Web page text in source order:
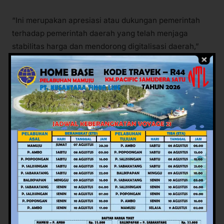
“Ini merupakan apresiasi atau dukungan pemerintah
terhadap pemerintah daerah yang telah menjaga
stabilitas harga dan mendorong digitalisasi daerah,”
tutur Airlangga.
Views: 76
Facebook Twitter Pinterest Mail WhatsApp
Potret Rakyat